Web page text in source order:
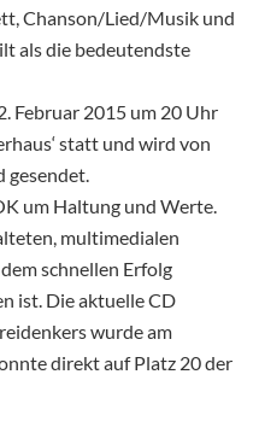
Chanson/Lied/Musik und
als die bedeutendste
Februar 2015 um 20 Uhr
statt und wird von
gesendet.
um Haltung und Werte.
multimedialen
schnellen Erfolg
ist. Die aktuelle CD
wurde am
direkt auf Platz 20 der